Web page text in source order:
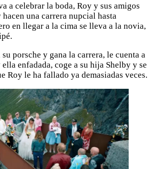
a celebrar la boda, Roy y sus amigos
hacen una carrera nupcial hasta
en llegar a la cima se lleva a la novia,
porsche y gana la carrera, le cuenta a
enfadada, coge a su hija Shelby y se
Roy le ha fallado ya demasiadas veces.